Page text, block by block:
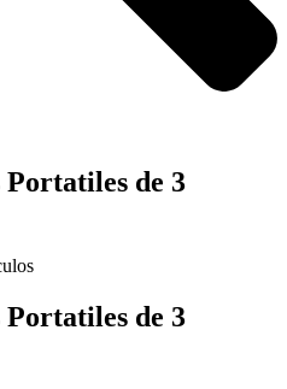
Portatiles de 3
Portatiles de 3